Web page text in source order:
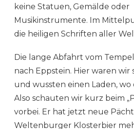
keine Statuen, Gemälde oder
Musikinstrumente. Im
die heiligen Schriften aller
Die lange Abfahrt vom
nach Eppstein. Hier waren wir
und wussten einen Laden, wo
Also schauten wir kurz beim
vorbei. Er hat jetzt neue
Weltenburger Klosterbier